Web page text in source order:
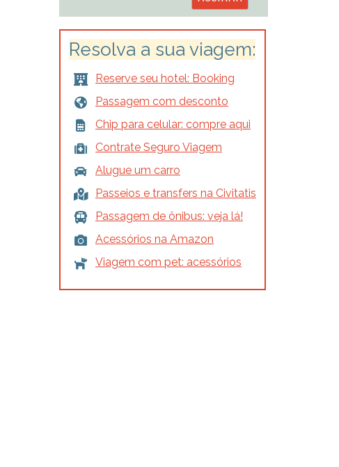
Resolva a sua viagem:
Reserve seu hotel: Booking
Passagem com desconto
Chip para celular: compre aqui
Contrate Seguro Viagem
Alugue um carro
Passeios e transfers na Civitatis
Passagem de ônibus: veja lá!
Acessórios na Amazon
Viagem com pet: acessórios